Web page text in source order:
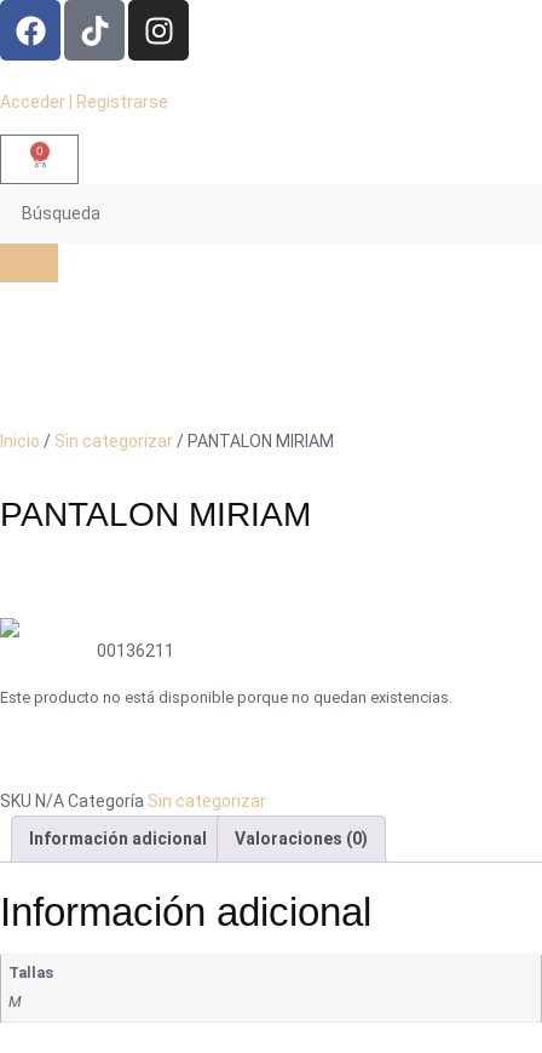
Acceder | Registrarse
0
Inicio / Sin categorizar/ PANTALON MIRIAM
PANTALON MIRIAM
00136211
Este producto no está disponible porque no quedan existencias.
SKU N/ACategoría Sin categorizar
Información adicional
Valoraciones (0)
Información adicional
Tallas
M